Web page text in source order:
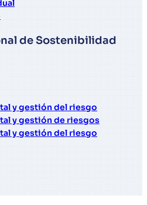
de Sostenibilidad
y gestión del riesgo
y gestión de riesgos
y gestión del riesgo